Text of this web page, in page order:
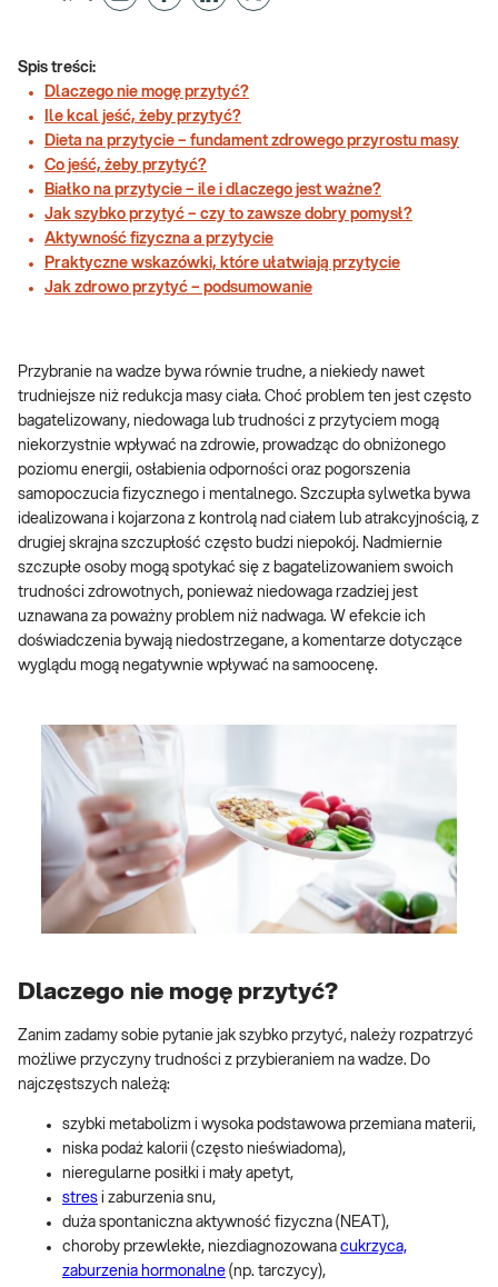
Spis treści:
Dlaczego nie mogę przytyć?
Ile kcal jeść, żeby przytyć?
Dieta na przytycie – fundament zdrowego przyrostu masy
Co jeść, żeby przytyć?
Białko na przytycie – ile i dlaczego jest ważne?
Jak szybko przytyć – czy to zawsze dobry pomysł?
Aktywność fizyczna a przytycie
Praktyczne wskazówki, które ułatwiają przytycie
Jak zdrowo przytyć – podsumowanie
Przybranie na wadze bywa równie trudne, a niekiedy nawet
trudniejsze niż redukcja masy ciała. Choć problem ten jest często
bagatelizowany, niedowaga lub trudności z przytyciem mogą
niekorzystnie wpływać na zdrowie, prowadząc do obniżonego
poziomu energii, osłabienia odporności oraz pogorszenia
samopoczucia fizycznego i mentalnego. Szczupła sylwetka bywa
idealizowana i kojarzona z kontrolą nad ciałem lub atrakcyjnością, z
drugiej skrajna szczupłość często budzi niepokój. Nadmiernie
szczupłe osoby mogą spotykać się z bagatelizowaniem swoich
trudności zdrowotnych, ponieważ niedowaga rzadziej jest
uznawana za poważny problem niż nadwaga. W efekcie ich
doświadczenia bywają niedostrzegane, a komentarze dotyczące
wyglądu mogą negatywnie wpływać na samoocenę.
Dlaczego nie mogę przytyć?
Zanim zadamy sobie pytanie jak szybko przytyć, należy rozpatrzyć
możliwe przyczyny trudności z przybieraniem na wadze. Do
najczęstszych należą:
szybki metabolizm i wysoka podstawowa przemiana materii,
niska podaż kalorii (często nieświadoma),
nieregularne posiłki i mały apetyt,
stres i zaburzenia snu,
duża spontaniczna aktywność fizyczna (NEAT),
choroby przewlekłe, niezdiagnozowana cukrzyca,
zaburzenia hormonalne (np. tarczycy),